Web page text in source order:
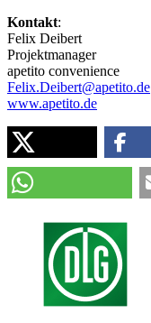
Kontakt:
Felix Deibert
Projektmanager
apetito convenience
Felix.Deibert@apetito.de
www.apetito.de